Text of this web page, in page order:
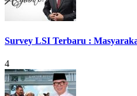
Survey LSI Terbaru :
4